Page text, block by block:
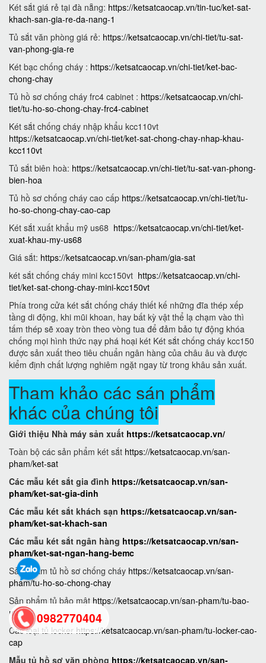
Két sắt giá rẻ tại đà nẵng: https://ketsatcaocap.vn/tin-tuc/ket-sat-
khach-san-gia-re-da-nang-1
Tủ sắt văn phòng giá rẻ: https://ketsatcaocap.vn/chi-tiet/tu-sat-
van-phong-gia-re
Két bạc chống cháy : https://ketsatcaocap.vn/chi-tiet/ket-bac-
chong-chay
Tủ hồ sơ chống cháy frc4 cabinet : https://ketsatcaocap.vn/chi-
tiet/tu-ho-so-chong-chay-frc4-cabinet
Két sắt chống cháy nhập khẩu kcc110vt
https://ketsatcaocap.vn/chi-tiet/ket-sat-chong-chay-nhap-khau-
kcc110vt
Tủ sắt biên hoà: https://ketsatcaocap.vn/chi-tiet/tu-sat-van-phong-
bien-hoa
Tủ hồ sơ chống cháy cao cấp https://ketsatcaocap.vn/chi-tiet/tu-
ho-so-chong-chay-cao-cap
Két sắt xuất khẩu mỹ us68 https://ketsatcaocap.vn/chi-tiet/ket-
xuat-khau-my-us68
Giá sắt: https://ketsatcaocap.vn/san-pham/gia-sat
két sắt chống cháy mini kcc150vt https://ketsatcaocap.vn/chi-
tiet/ket-sat-chong-chay-mini-kcc150vt
Phía trong cửa két sắt chống cháy thiết kế những đĩa thép xếp
tầng di động, khi mũi khoan, hay bất kỳ vật thể lạ chạm vào thì
tấm thép sẽ xoay tròn theo vòng tua để đảm bảo tự động khóa
chống mọi hình thức nạy phá hoại két Két sắt chống cháy kcc150
được sản xuất theo tiêu chuẩn ngân hàng của châu âu và được
kiểm định chất lượng nghiêm ngặt ngay từ trong khâu sản xuất.
Tham khảo các sán phẩm
khác của chúng tôi
Giới thiệu Nhà máy sản xuất https://ketsatcaocap.vn/
Toàn bộ các sản phẩm két sắt https://ketsatcaocap.vn/san-
pham/ket-sat
Các mẫu két sắt gia đình https://ketsatcaocap.vn/san-
pham/ket-sat-gia-dinh
Các mẫu két sắt khách sạn https://ketsatcaocap.vn/san-
pham/ket-sat-khach-san
Các mẫu két sắt ngân hàng https://ketsatcaocap.vn/san-
pham/ket-sat-ngan-hang-bemc
Sản phẩm tủ hồ sơ chống cháy https://ketsatcaocap.vn/san-
pham/tu-ho-so-chong-chay
Sản phẩm tủ bảo mật https://ketsatcaocap.vn/san-pham/tu-bao-
mat
Các loại tủ locker https://ketsatcaocap.vn/san-pham/tu-locker-cao-
cap
Mẫu tủ hồ sơ văn phòng https://ketsatcaocap.vn/san-
0982770404